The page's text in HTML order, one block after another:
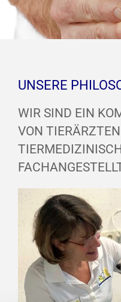
UNSERE
WIR SIND EIN
VON